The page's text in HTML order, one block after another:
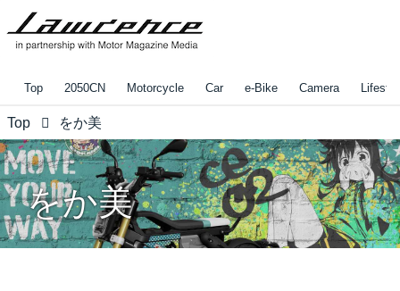
Top 2050CN Motorcycle Car e-Bike Camera
Top をか美
をか美